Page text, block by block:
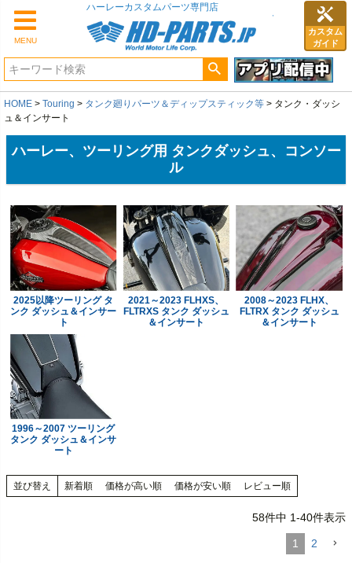
MENU
カスタム
ガイド
HOME Touring タンク廻りパーツ＆ディップスティック等
タンク・ダッシ
ュ＆インサート
ハーレー、ツーリング用 タンクダッシュ、コンソー
ル
2025以降ツーリング タ
ンク ダッシュ＆インサー
ト
2021～2023 FLHXS、
FLTRXS タンク ダッシュ
＆インサート
2008～2023 FLHX、
FLTRX タンク ダッシュ
＆インサート
1996～2007 ツーリング
タンク ダッシュ＆インサ
ート
並び替え 新着順 価格が高い順 価格が安い順 レビュー順
58件中 1-40件表示
1 2